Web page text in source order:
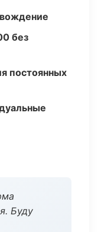
без
постоянных
Буду